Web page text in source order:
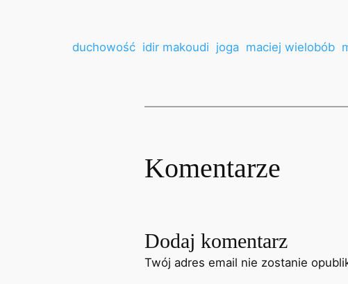
duchowość idir makoudi joga maciej wielobób
Komentarze
Dodaj komentarz
Twój adres email nie zostanie